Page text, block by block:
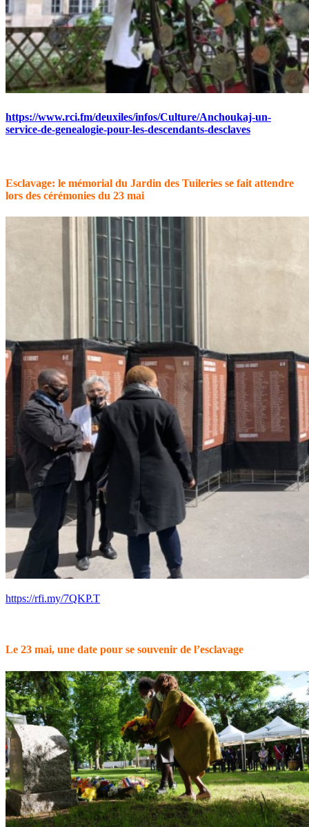
https://www.rci.fm/deuxiles/infos/Culture/Anchoukaj-un-
service-de-genealogie-pour-les-descendants-desclaves
Esclavage: le mémorial du Jardin des Tuileries se fait attendre
lors des cérémonies du 23 mai
https://rfi.my/7QKP.T
Le 23 mai, une date pour se souvenir de l’esclavage